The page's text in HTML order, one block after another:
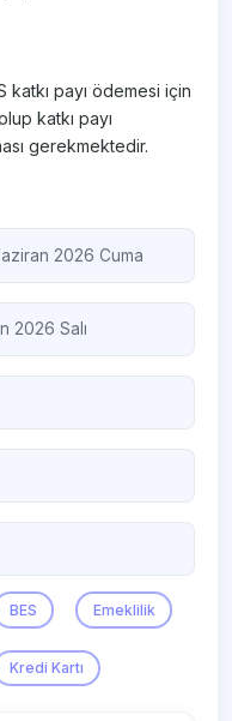
katkı payı ödemesi için
katkı payı
gerekmektedir.
2026 Cuma
2026 Salı
BES Emeklilik
Kredi Kartı